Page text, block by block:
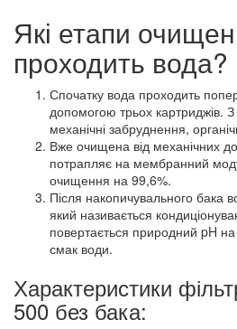
Які етапи
проходить вода?
Спочатку вода проходить
допомогою трьох картриджів.
механічні забруднення,
Вже очищена від механічних
потрапляє на мембранний
очищення на 99,6%.
Після накопичувального бака
який називається
повертається природний pH на
смак води.
Характеристики
500 без бака: